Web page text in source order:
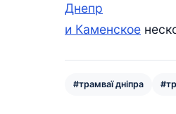
Днепр
и Каменское
#трамваї дніпра